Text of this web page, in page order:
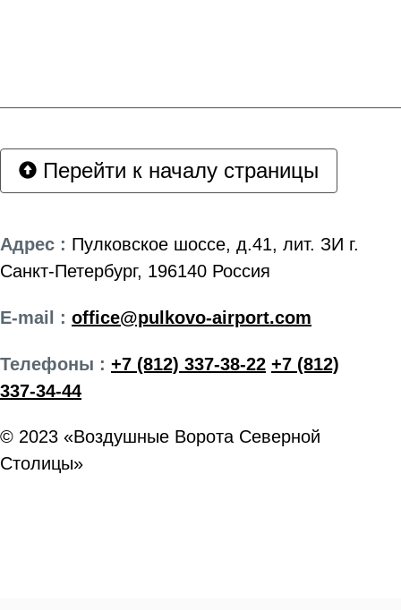
Перейти к началу страницы
Адрес : Пулковское шоссе, д.41, лит. ЗИ г.
Санкт-Петербург, 196140 Россия
E-mail : office@pulkovo-airport.com
Телефоны : +7 (812) 337-38-22 +7 (812)
337-34-44
© 2023 «Воздушные Ворота Северной
Столицы»